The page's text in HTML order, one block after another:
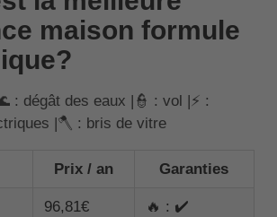
maison formule
: dégât des eaux |👮 : vol |⚡ :
|🪓 : bris de vitre
Prix / an Garanties
96,81€
🔥 : ✔️